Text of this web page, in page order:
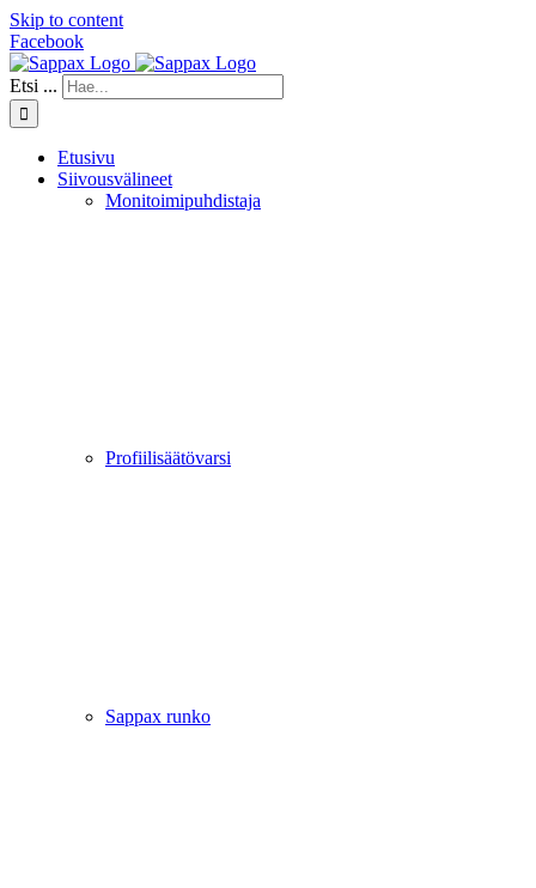
Skip to content
Facebook
Etsi ...
Etusivu
Siivousvälineet
Monitoimipuhdistaja
Profiilisäätövarsi
Sappax runko